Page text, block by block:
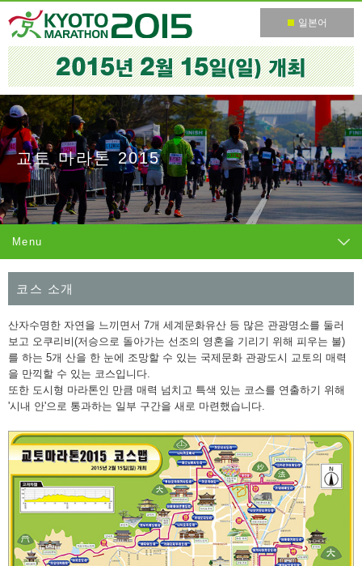
일본어
교토 마라톤 2015
Menu
코스 소개
산자수명한 자연을 느끼면서 7개 세계문화유산 등 많은 관광명소를 둘러
보고 오쿠리비(저승으로 돌아가는 선조의 영혼을 기리기 위해 피우는 불)
를 하는 5개 산을 한 눈에 조망할 수 있는 국제문화 관광도시 교토의 매력
을 만끽할 수 있는 코스입니다.
또한 도시형 마라톤인 만큼 매력 넘치고 특색 있는 코스를 연출하기 위해
'시내 안'으로 통과하는 일부 구간을 새로 마련했습니다.